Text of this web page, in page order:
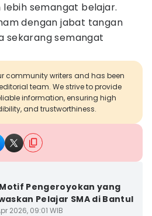
semangat belajar.
dengan jabat tangan
sekarang semangat
community writers and has been
team. We strive to provide
information, ensuring high
and trustworthiness.
Pengeroyokan yang
Pelajar SMA di Bantul
2026, 09:01 WIB